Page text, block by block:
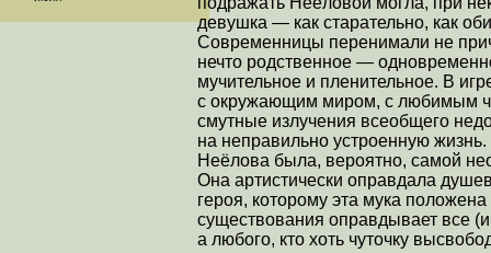
девушка — как старательно, как
Современницы перенимали не
нечто родственное —
мучительное и пленительное. В
с окружающим миром, с любимым
смутные излучения всеобщего
на неправильно устроенную
Неёлова была, вероятно, самой
Она артистически оправдала
героя, которому эта мука
существования оправдывает все
а любого, кто хоть чуточку